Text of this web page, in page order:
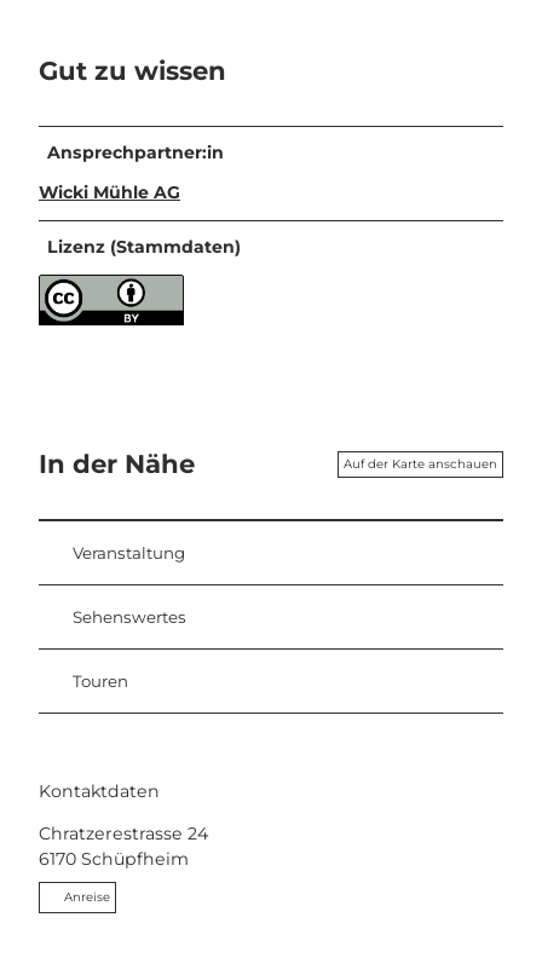
Gut zu wissen
Ansprechpartner:in
Wicki Mühle AG
Lizenz (Stammdaten)
In der Nähe Auf der Karte anschauen
Veranstaltung
Sehenswertes
Touren
Kontaktdaten
Chratzerestrasse 24
6170 Schüpfheim
Anreise